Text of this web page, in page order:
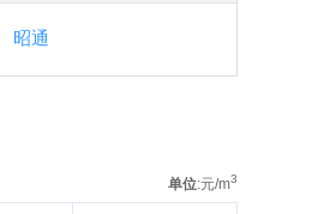
昭通
单位:元/m3